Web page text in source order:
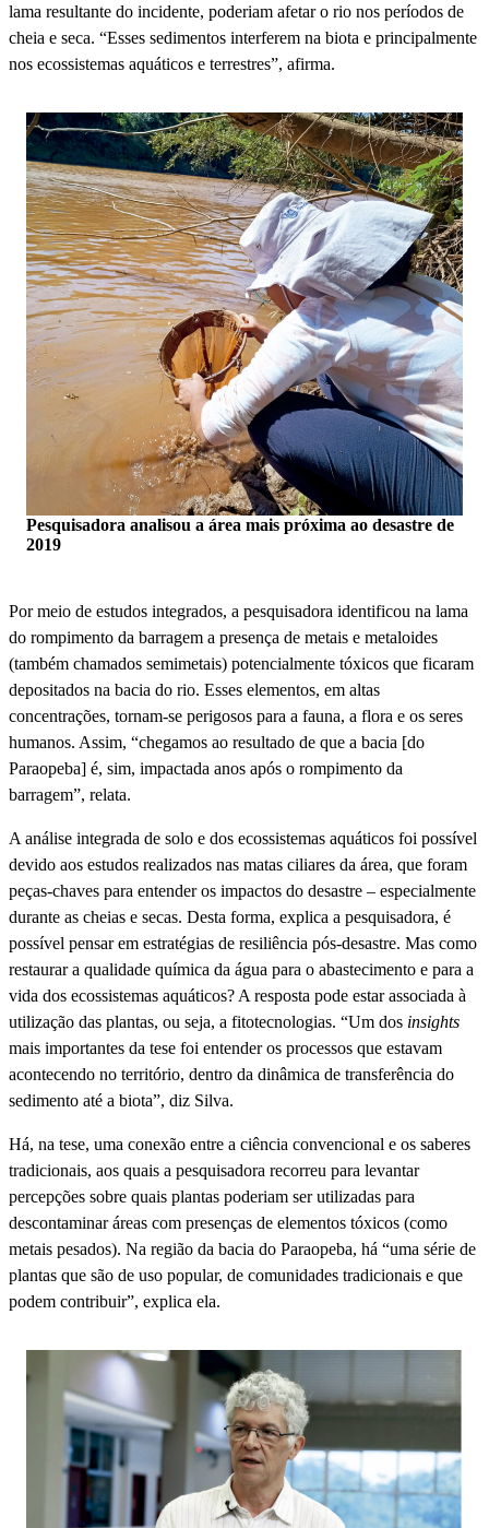
lama resultante do incidente, poderiam afetar o rio nos períodos de
cheia e seca. “Esses sedimentos interferem na biota e principalmente
nos ecossistemas aquáticos e terrestres”, afirma.
Pesquisadora analisou a área mais próxima ao desastre de
2019
Por meio de estudos integrados, a pesquisadora identificou na lama
do rompimento da barragem a presença de metais e metaloides
(também chamados semimetais) potencialmente tóxicos que ficaram
depositados na bacia do rio. Esses elementos, em altas
concentrações, tornam-se perigosos para a fauna, a flora e os seres
humanos. Assim, “chegamos ao resultado de que a bacia [do
Paraopeba] é, sim, impactada anos após o rompimento da
barragem”, relata.
A análise integrada de solo e dos ecossistemas aquáticos foi possível
devido aos estudos realizados nas matas ciliares da área, que foram
peças-chaves para entender os impactos do desastre – especialmente
durante as cheias e secas. Desta forma, explica a pesquisadora, é
possível pensar em estratégias de resiliência pós-desastre. Mas como
restaurar a qualidade química da água para o abastecimento e para a
vida dos ecossistemas aquáticos? A resposta pode estar associada à
utilização das plantas, ou seja, a fitotecnologias. “Um dos insights
mais importantes da tese foi entender os processos que estavam
acontecendo no território, dentro da dinâmica de transferência do
sedimento até a biota”, diz Silva.
Há, na tese, uma conexão entre a ciência convencional e os saberes
tradicionais, aos quais a pesquisadora recorreu para levantar
percepções sobre quais plantas poderiam ser utilizadas para
descontaminar áreas com presenças de elementos tóxicos (como
metais pesados). Na região da bacia do Paraopeba, há “uma série de
plantas que são de uso popular, de comunidades tradicionais e que
podem contribuir”, explica ela.